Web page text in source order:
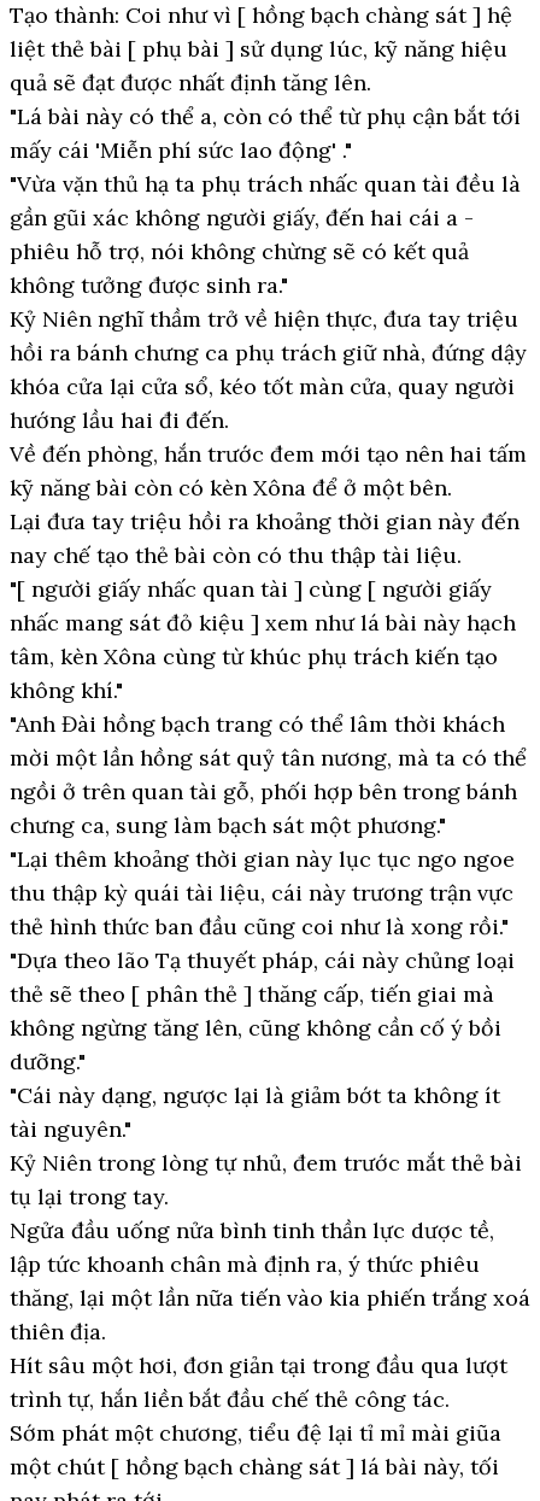
Tạo thành: Coi như vì [ hồng bạch chàng sát ] hệ
liệt thẻ bài [ phụ bài ] sử dụng lúc, kỹ năng hiệu
quả sẽ đạt được nhất định tăng lên.
"Lá bài này có thể a, còn có thể từ phụ cận bắt tới
mấy cái 'Miễn phí sức lao động' ."
"Vừa vặn thủ hạ ta phụ trách nhấc quan tài đều là
gần gũi xác không người giấy, đến hai cái a -
phiêu hỗ trợ, nói không chừng sẽ có kết quả
không tưởng được sinh ra."
Kỷ Niên nghĩ thầm trở về hiện thực, đưa tay triệu
hồi ra bánh chưng ca phụ trách giữ nhà, đứng dậy
khóa cửa lại cửa sổ, kéo tốt màn cửa, quay người
hướng lầu hai đi đến.
Về đến phòng, hắn trước đem mới tạo nên hai tấm
kỹ năng bài còn có kèn Xôna để ở một bên.
Lại đưa tay triệu hồi ra khoảng thời gian này đến
nay chế tạo thẻ bài còn có thu thập tài liệu.
"[ người giấy nhấc quan tài ] cùng [ người giấy
nhấc mang sát đỏ kiệu ] xem như lá bài này hạch
tâm, kèn Xôna cùng từ khúc phụ trách kiến tạo
không khí."
"Anh Đài hồng bạch trang có thể lâm thời khách
mời một lần hồng sát quỷ tân nương, mà ta có thể
ngồi ở trên quan tài gỗ, phối hợp bên trong bánh
chưng ca, sung làm bạch sát một phương."
"Lại thêm khoảng thời gian này lục tục ngo ngoe
thu thập kỳ quái tài liệu, cái này trương trận vực
thẻ hình thức ban đầu cũng coi như là xong rồi."
"Dựa theo lão Tạ thuyết pháp, cái này chủng loại
thẻ sẽ theo [ phân thẻ ] thăng cấp, tiến giai mà
không ngừng tăng lên, cũng không cần cố ý bồi
dưỡng."
"Cái này dạng, ngược lại là giảm bớt ta không ít
tài nguyên."
Kỷ Niên trong lòng tự nhủ, đem trước mắt thẻ bài
tụ lại trong tay.
Ngửa đầu uống nửa bình tinh thần lực dược tề,
lập tức khoanh chân mà định ra, ý thức phiêu
thăng, lại một lần nữa tiến vào kia phiến trắng xoá
thiên địa.
Hít sâu một hơi, đơn giản tại trong đầu qua lượt
trình tự, hắn liền bắt đầu chế thẻ công tác.
Sớm phát một chương, tiểu đệ lại tỉ mỉ mài giũa
một chút [ hồng bạch chàng sát ] lá bài này, tối